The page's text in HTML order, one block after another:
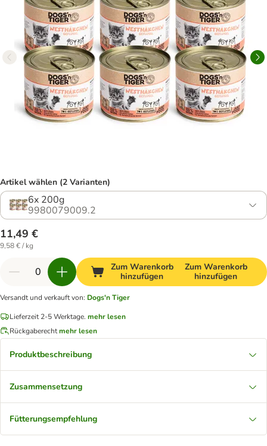
Artikel wählen (2 Varianten)
6x 200g
9980079009.2
11,49 €
9,58 € / kg
Zum Warenkorb
hinzufügen
Zum Warenkorb
hinzufügen
Versandt und verkauft von: Dogs'n Tiger
Lieferzeit 2-5 Werktage. mehr lesen
Rückgaberechtmehr lesen
Produktbeschreibung
Zusammensetzung
Fütterungsempfehlung